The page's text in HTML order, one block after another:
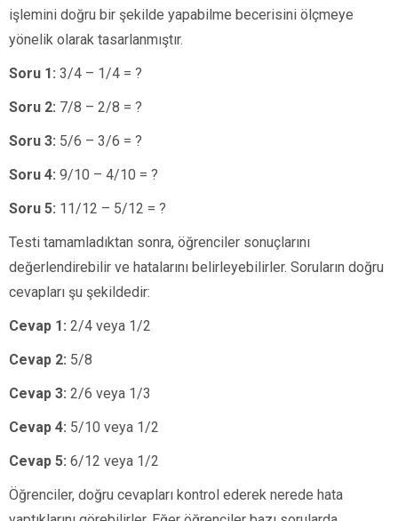
işlemini doğru bir şekilde yapabilme becerisini ölçmeye
yönelik olarak tasarlanmıştır.
Soru 1: 3/4 – 1/4 = ?
Soru 2: 7/8 – 2/8 = ?
Soru 3: 5/6 – 3/6 = ?
Soru 4: 9/10 – 4/10 = ?
Soru 5: 11/12 – 5/12 = ?
Testi tamamladıktan sonra, öğrenciler sonuçlarını
değerlendirebilir ve hatalarını belirleyebilirler. Soruların doğru
cevapları şu şekildedir:
Cevap 1: 2/4 veya 1/2
Cevap 2: 5/8
Cevap 3: 2/6 veya 1/3
Cevap 4: 5/10 veya 1/2
Cevap 5: 6/12 veya 1/2
Öğrenciler, doğru cevapları kontrol ederek nerede hata